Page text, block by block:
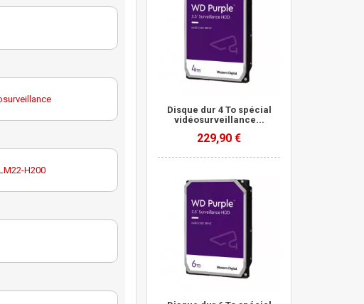
Digital Purple
H200
D5032QE
Disque dur 4 To spécial
vidéosurveillance...
229,90 €